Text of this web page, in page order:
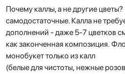
Почему каллы, а не другие
самодостаточные. Калла не
дополнений - даже 5-7 цветков
как законченная композиция.
монобукет только из калл
(белые для чистоты, нежные